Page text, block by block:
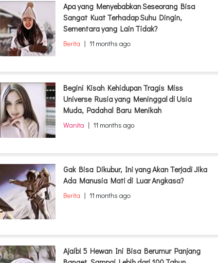
Apa yang Menyebabkan Seseorang Bisa
Sangat Kuat Terhadap Suhu Dingin,
Sementara yang Lain Tidak?
Berita | 11 months ago
Begini Kisah Kehidupan Tragis Miss
Universe Rusia yang Meninggal di Usia
Muda, Padahal Baru Menikah
Wanita | 11 months ago
Gak Bisa Dikubur, Ini yang Akan Terjadi Jika
Ada Manusia Mati di Luar Angkasa?
Berita | 11 months ago
Ajaib! 5 Hewan Ini Bisa Berumur Panjang